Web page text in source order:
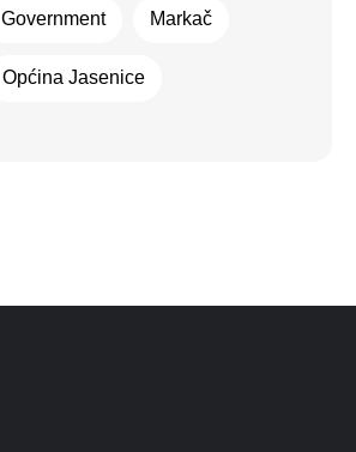
Government Markač
Općina Jasenice